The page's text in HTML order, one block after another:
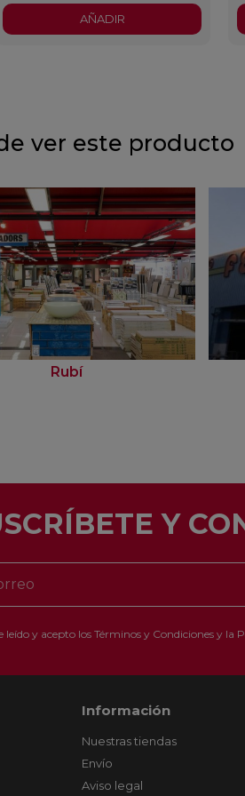
AÑADIR
ver este producto
Rubí
Y
leído y acepto losTérminos y Condicionesy la
Información
Nuestras tiendas
Envío
Aviso legal